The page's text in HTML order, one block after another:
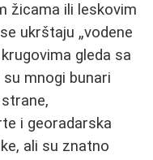
žicama ili leskovim
ukrštaju „vodene
gleda sa
mnogi bunari
i georadarska
ali su znatno